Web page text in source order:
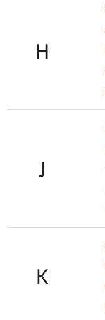
H
J
K